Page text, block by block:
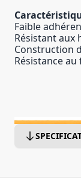
Faible
Résistant aux
Construction
Résistance au
IEC/